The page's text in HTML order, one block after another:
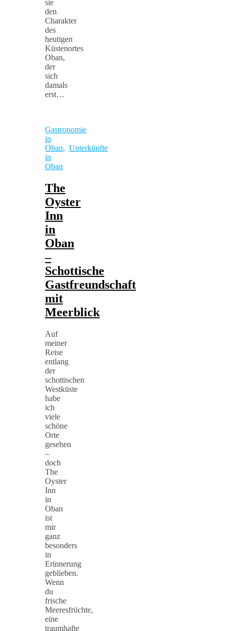
sie
den
Charakter
des
heutigen
Küstenortes
Oban,
der
sich
damals
erst…
Gastronomie
in
Oban, Unterkünfte
in
Oban
The
Oyster
Inn
in
Oban
–
Schottische
Gastfreundschaft
mit
Meerblick
Auf
meiner
Reise
entlang
der
schottischen
Westküste
habe
ich
viele
schöne
Orte
gesehen
–
doch
The
Oyster
Inn
in
Oban
ist
mir
ganz
besonders
in
Erinnerung
geblieben.
Wenn
du
frische
Meeresfrüchte,
eine
traumhafte